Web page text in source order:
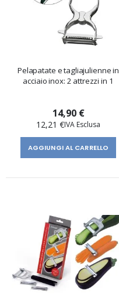
Pelapatate e tagliajulienne in
acciaio inox: 2 attrezzi in 1
14,90 €
12,21 €
AGGIUNGI AL CARRELLO